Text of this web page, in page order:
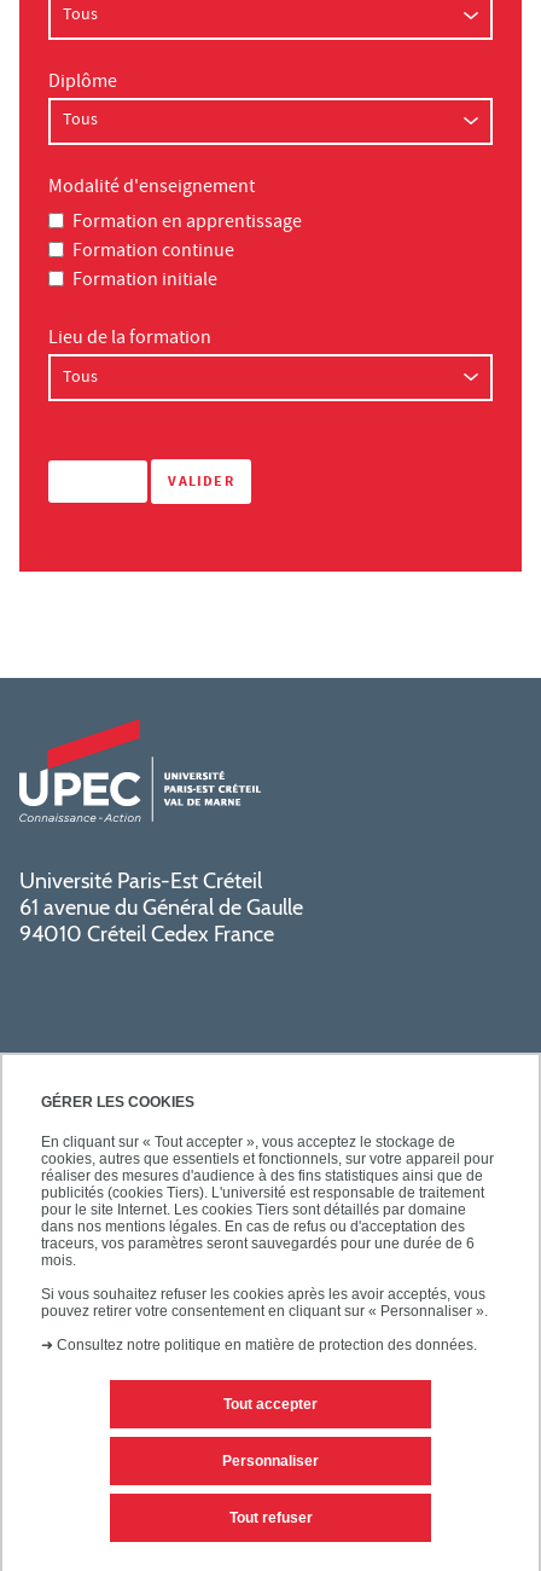
GÉRER LES COOKIES
En cliquant sur « Tout accepter », vous acceptez le stockage de
cookies, autres que essentiels et fonctionnels, sur votre appareil pour
réaliser des mesures d'audience à des fins statistiques ainsi que de
publicités (cookies Tiers). L'université est responsable de traitement
pour le site Internet. Les cookies Tiers sont détaillés par domaine
dans nos mentions légales. En cas de refus ou d'acceptation des
traceurs, vos paramètres seront sauvegardés pour une durée de 6
mois.
Si vous souhaitez refuser les cookies après les avoir acceptés, vous
pouvez retirer votre consentement en cliquant sur « Personnaliser ».
➜ Consultez notre politique en matière de protection des données.
Tout accepter
Tout refuser
Personnaliser
Diplôme
Modalité d'enseignement
Formation en apprentissage
Formation continue
Formation initiale
Lieu de la formation
Université Paris-Est Créteil
61 avenue du Général de Gaulle
94010 Créteil Cedex France
SÉCURITÉ
SUIVEZ-NOUS
Mentions légales Editeur du site